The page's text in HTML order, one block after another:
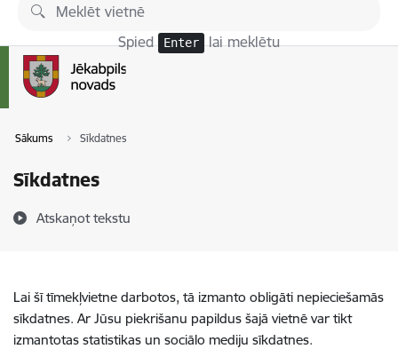
Pāriet uz lapas saturu
Spied Enter lai meklētu
Sākums Sīkdatnes
Sīkdatnes
Atskaņot tekstu
Lai šī tīmekļvietne darbotos, tā izmanto obligāti nepieciešamās
sīkdatnes. Ar Jūsu piekrišanu papildus šajā vietnē var tikt
izmantotas statistikas un sociālo mediju sīkdatnes.